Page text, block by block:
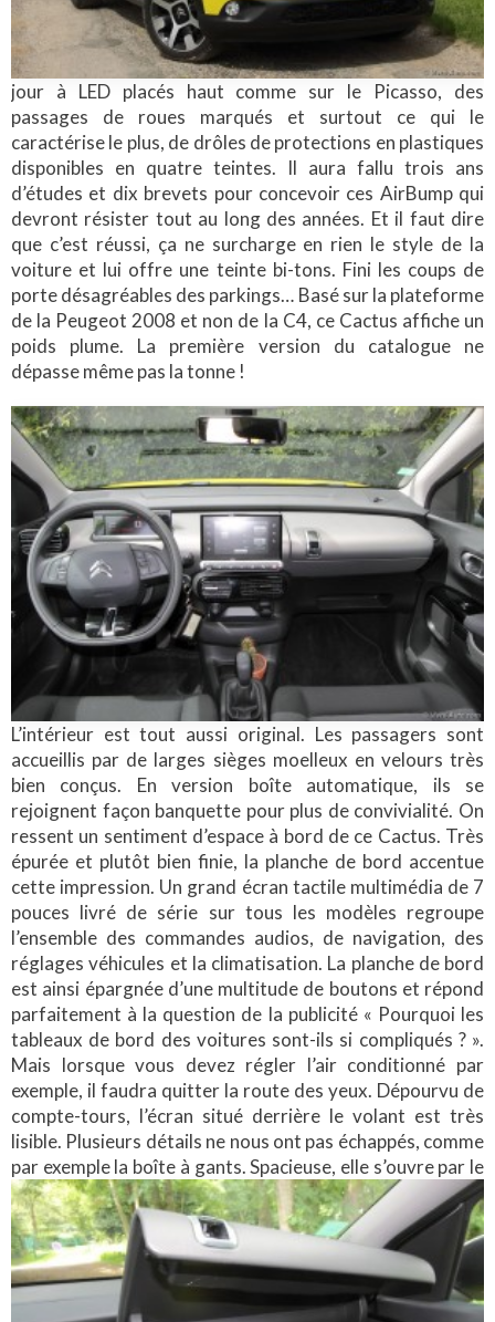
jour à LED placés haut comme sur le Picasso, des
passages de roues marqués et surtout ce qui le
caractérise le plus, de drôles de protections en plastiques
disponibles en quatre teintes. Il aura fallu trois ans
d’études et dix brevets pour concevoir ces AirBump qui
devront résister tout au long des années. Et il faut dire
que c’est réussi, ça ne surcharge en rien le style de la
voiture et lui offre une teinte bi-tons. Fini les coups de
porte désagréables des parkings… Basé sur la plateforme
de la Peugeot 2008 et non de la C4, ce Cactus affiche un
poids plume. La première version du catalogue ne
dépasse même pas la tonne !
L’intérieur est tout aussi original. Les passagers sont
accueillis par de larges sièges moelleux en velours très
bien conçus. En version boîte automatique, ils se
rejoignent façon banquette pour plus de convivialité. On
ressent un sentiment d’espace à bord de ce Cactus. Très
épurée et plutôt bien finie, la planche de bord accentue
cette impression. Un grand écran tactile multimédia de 7
pouces livré de série sur tous les modèles regroupe
l’ensemble des commandes audios, de navigation, des
réglages véhicules et la climatisation. La planche de bord
est ainsi épargnée d’une multitude de boutons et répond
parfaitement à la question de la publicité « Pourquoi les
tableaux de bord des voitures sont-ils si compliqués ? ».
Mais lorsque vous devez régler l’air conditionné par
exemple, il faudra quitter la route des yeux. Dépourvu de
compte-tours, l’écran situé derrière le volant est très
lisible. Plusieurs détails ne nous ont pas échappés, comme
par exemple la boîte à gants. Spacieuse, elle s’ouvre par le